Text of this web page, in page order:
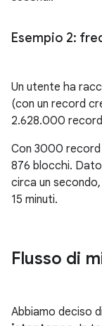
Esempio 2:
Un utente ha
(con un record
2.628.000
Con 3000 record
876 blocchi.
circa un
15 minuti.
Flusso di
Abbiamo deciso